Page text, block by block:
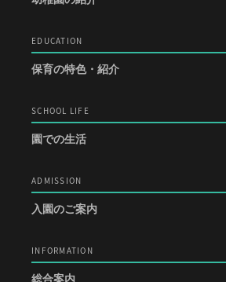
EDUCATION
保育の特色・紹介
SCHOOL LIFE
園での生活
ADMISSION
入園のご案内
INFORMATION
総合案内